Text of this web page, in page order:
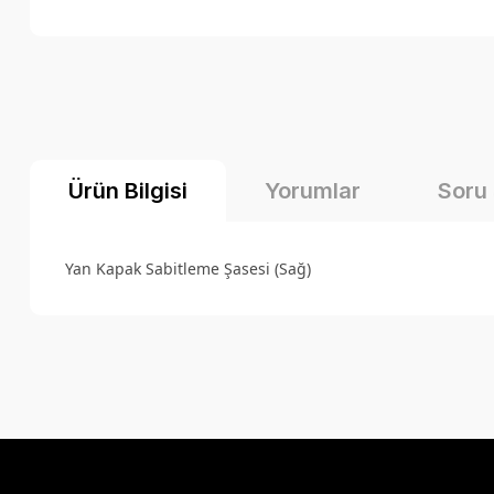
Ürün Bilgisi Yorumlar Soru
Yan Kapak Sabitleme Şasesi (Sağ)
Ürün resmi kalitesiz, bozuk veya görüntülenemiyor.